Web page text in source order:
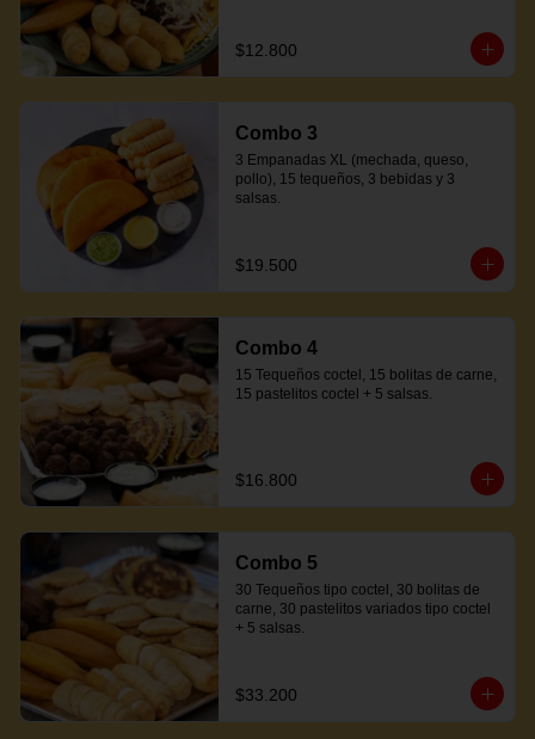
$12.800
Combo 3
3 Empanadas XL (mechada, queso,
pollo), 15 tequeños, 3 bebidas y 3
salsas.
$19.500
Combo 4
15 Tequeños coctel, 15 bolitas de carne,
15 pastelitos coctel + 5 salsas.
$16.800
Combo 5
30 Tequeños tipo coctel, 30 bolitas de
carne, 30 pastelitos variados tipo coctel
+ 5 salsas.
$33.200